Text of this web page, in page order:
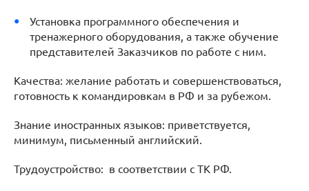
Установка программного обеспечения и
тренажерного оборудования, а также обучение
представителей Заказчиков по работе с ним.
Качества: желание работать и совершенствоваться,
готовность к командировкам в РФ и за рубежом.
Знание иностранных языков: приветствуется,
минимум, письменный английский.
Трудоустройство: в соответствии с ТК РФ.